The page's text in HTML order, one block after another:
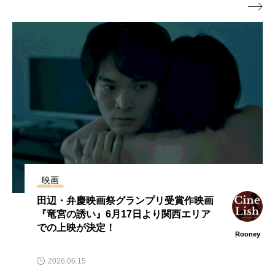
映画
田辺・弁慶映画祭グランプリ受賞作映画
『竜宮の誘い』6月17日より関西エリア
での上映が決定！
Rooney
2026.06.15
